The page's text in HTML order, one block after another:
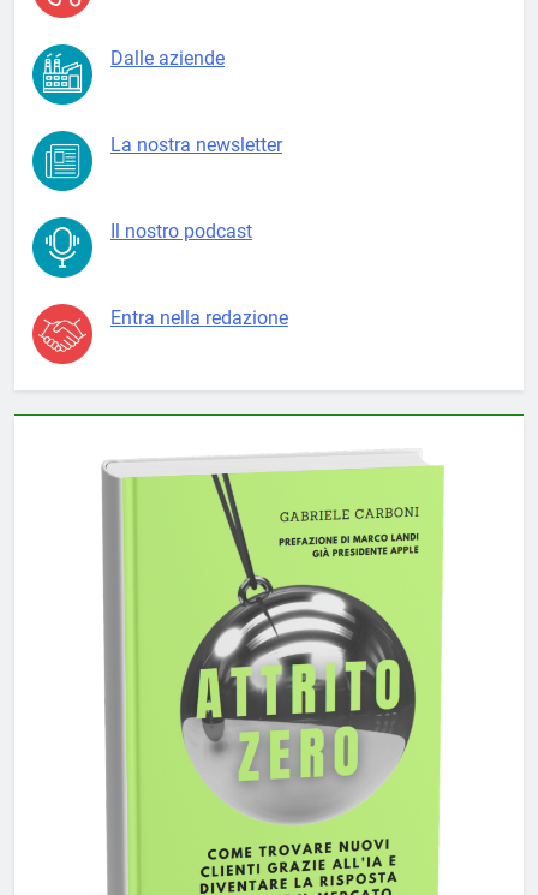
Dalle aziende
La nostra newsletter
Il nostro podcast
Entra nella redazione